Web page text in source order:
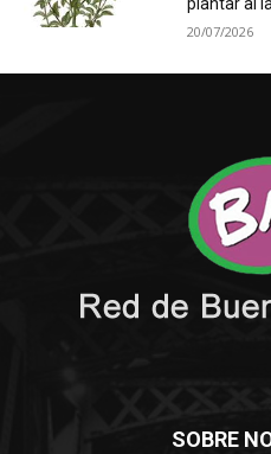
plantar al
20/07/2026
SOBRE